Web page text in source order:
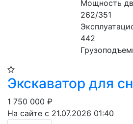
Мощность
262/351
442
Экскаватор для
1 750 000 ₽
На сайте с 21.07.2026 01:40